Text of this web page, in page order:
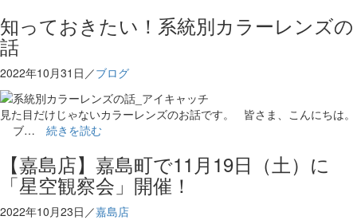
知っておきたい！系統別カラーレンズの
話
2022年10月31日／ブログ
見た目だけじゃないカラーレンズのお話です。 皆さま、こんにちは。
ブ… 続きを読む
【嘉島店】嘉島町で11月19日（土）に
「星空観察会」開催！
2022年10月23日／嘉島店